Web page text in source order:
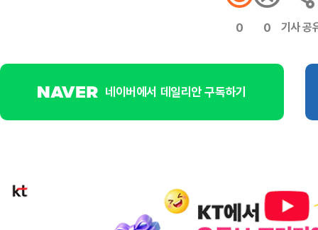
0 0 기사 공
네이버에서 데일리안 구독하기